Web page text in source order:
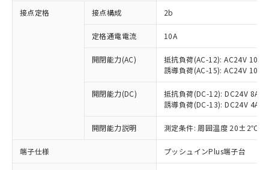
接点定格 接点構成 2b
定格通電電流 10A
開閉能力(AC)
抵抗負荷(AC-12): AC24V 10A/
誘導負荷(AC-15): AC24V
開閉能力(DC)
抵抗負荷(DC-12): DC24V 8A/
誘導負荷(DC-13): DC24V 4A/
開閉能力説明 測定条件: 周囲温度 20±2℃、
端子仕様 プッシュインPlus端子台
ご利用条件
以下の条件をお読みいただき、同意のうえ
対応済み：EU RoHS指令（10物質）の
非含有に対応した製品が提供可能な商品で
対応予定：EU RoHS指令（10物質）の非含
有に対応した製品に切り替える予定のある
対応予定なし：EU RoHS指令（10物質）の
非含有に非対応の商品で、対応品を出す予